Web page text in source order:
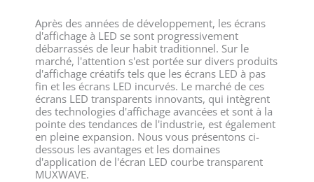
Après des années de développement, les écrans
d'affichage à LED se sont progressivement
débarrassés de leur habit traditionnel. Sur le
marché, l'attention s'est portée sur divers produits
d'affichage créatifs tels que les écrans LED à pas
fin et les écrans LED incurvés. Le marché de ces
écrans LED transparents innovants, qui intègrent
des technologies d'affichage avancées et sont à la
pointe des tendances de l'industrie, est également
en pleine expansion. Nous vous présentons ci-
dessous les avantages et les domaines
d'application de l'écran LED courbe transparent
MUXWAVE.